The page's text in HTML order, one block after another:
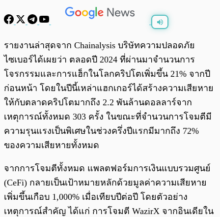
พร้อมเล่น 0:00
รายงานล่าสุดจาก Chainalysis บริษัทความปลอดภัย
ไซเบอร์ได้เผยว่า ตลอดปี 2024 ที่ผ่านมาจำนวนการ
โจรกรรมและการแฮ็กในโลกคริปโตเพิ่มขึ้น 21% จากปี
ก่อนหน้า โดยในปีนี้เหล่าแฮกเกอร์ได้สร้างความเสียหาย
ให้กับตลาดคริปโตมากถึง 2.2 พันล้านดอลลาร์จาก
เหตุการณ์ทั้งหมด 303 ครั้ง ในขณะที่จำนวนการโจมตีมี
ความรุนแรงเป็นพิเศษในช่วงครึ่งปีแรกมีมากถึง 72%
ของความเสียหายทั้งหมด
จากการโจมตีทั้งหมด แพลตฟอร์มการเงินแบบรวมศูนย์
(CeFi) กลายเป็นเป้าหมายหลักด้วยมูลค่าความเสียหาย
เพิ่มขึ้นเกือบ 1,000% เมื่อเทียบปีต่อปี โดยตัวอย่าง
เหตุการณ์สำคัญ ได้แก่ การโจมตี WazirX จากอินเดียใน